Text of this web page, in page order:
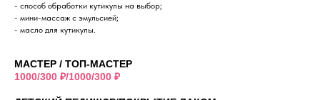
- способ обработки кутикулы на выбор;
- мини-массаж с эмульсией;
- масло для кутикулы.
МАСТЕР / ТОП-МАСТЕР
1000/300 ₽/1000/300 ₽